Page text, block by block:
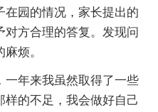
在园的情况，家长提出的
对方合理的答复。发现问
烦。
一年来我虽然取得了一些
的不足，我会做好自己